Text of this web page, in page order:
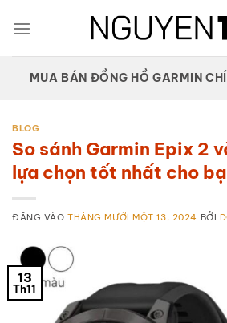
qua
MUA BÁN ĐỒNG HỒ GARMIN
BLOG
So sánh Garmin Epix 2
lựa chọn tốt nhất cho
ĐĂNG VÀOTHÁNG MƯỜI MỘT 13, 2024 BỞI
13
Th11